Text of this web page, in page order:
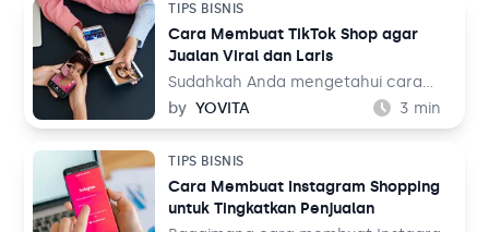
kehidupan sehari-hari mereka, baik
untuk bekerja maupun aktivitas
lainnya. Tentu ini jadi peluang bisnis
yang menjanjikan dari waktu ke
waktu.
TIPS BISNIS
Cara Membuat TikTok Shop agar
Jualan Viral dan Laris
Sudahkah Anda mengetahui cara
membuat TikTok Shop? TikTok
merupakan salah satu media sosial
sosial yang menampilkan konten
audio visual tersebut dinilai menarik
karena menampilkan beragam tema,
by YOVITA 3 min
TIPS BISNIS
Cara Membuat Instagram Shopping
untuk Tingkatkan Penjualan